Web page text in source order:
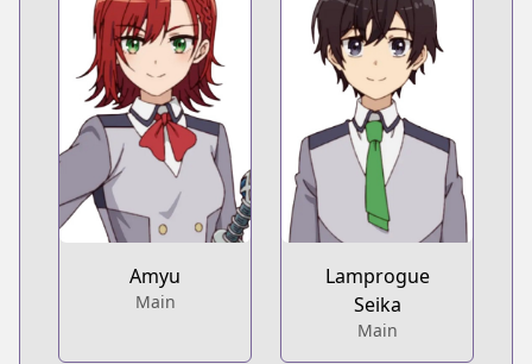
Amyu
Main
Lamprogue
Seika
Main